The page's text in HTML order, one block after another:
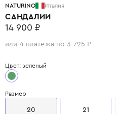
NATURINO Италия
САНДАЛИИ
14 900 ₽
или 4 платежа по 3 725 ₽
Цвет: зеленый
Размер
20 21